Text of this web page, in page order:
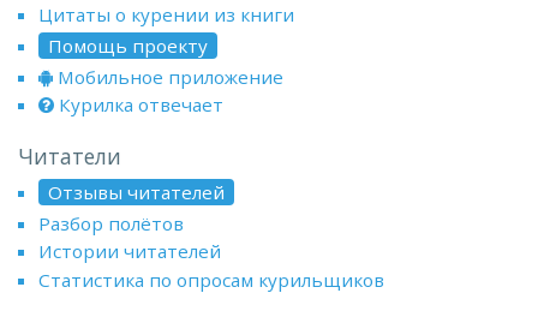
Цитаты о курении из книги
Помощь проекту
Мобильное приложение
Курилка отвечает
Читатели
Отзывы читателей
Разбор полётов
Истории читателей
Статистика по опросам курильщиков